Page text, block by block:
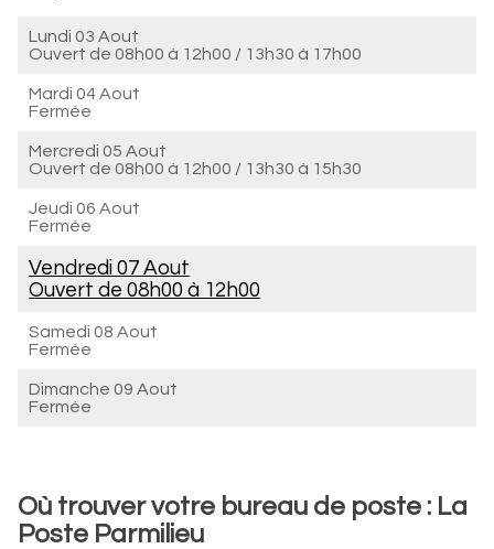
Lundi 03 Aout
Ouvert de 08h00 à 12h00 / 13h30 à 17h00
Mardi 04 Aout
Fermée
Mercredi 05 Aout
Ouvert de 08h00 à 12h00 / 13h30 à 15h30
Jeudi 06 Aout
Fermée
Vendredi 07 Aout
Ouvert de 08h00 à 12h00
Samedi 08 Aout
Fermée
Dimanche 09 Aout
Fermée
Où trouver votre bureau de poste : La
Poste Parmilieu